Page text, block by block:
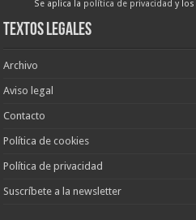
Se aplica la política de privacidad y los
Textos legales
Archivo
Aviso legal
Contacto
Política de cookies
Política de privacidad
Suscríbete a la newsletter